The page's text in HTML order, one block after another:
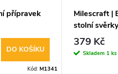
přípravek
DO KOŠÍKU
Kód: M1341
Milescraft |
stolní svěrky
379 Kč
Skladem 1 ks